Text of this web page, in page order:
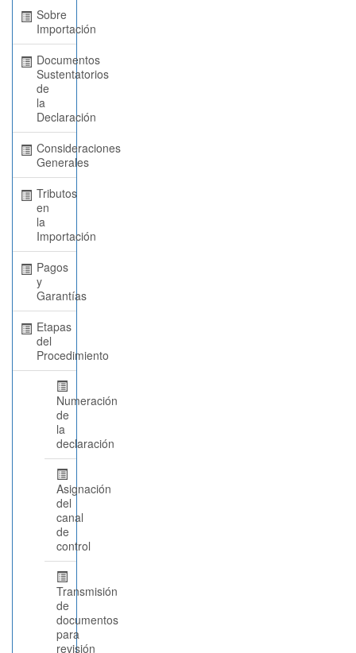
Sobre
Importación
Documentos
Sustentatorios
de
la
Declaración
Consideraciones
Generales
Tributos
en
la
Importación
Pagos
y
Garantías
Etapas
del
Procedimiento
Numeración
de
la
declaración
Asignación
del
canal
de
control
Transmisión
de
documentos
para
revisión